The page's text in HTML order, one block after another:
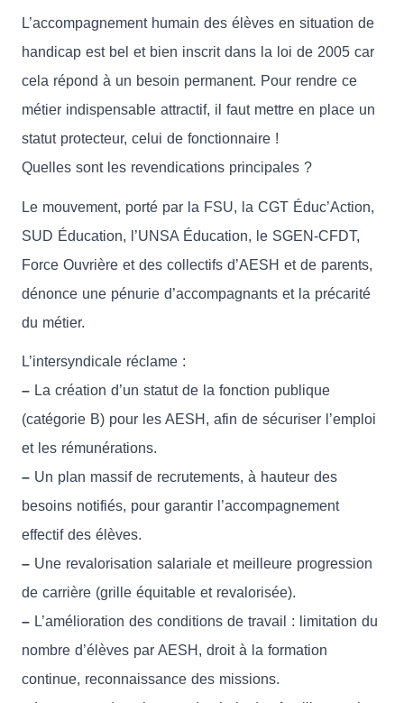
L’accompagnement humain des élèves en situation de
handicap est bel et bien inscrit dans la loi de 2005 car
cela répond à un besoin permanent. Pour rendre ce
métier indispensable attractif, il faut mettre en place un
statut protecteur, celui de fonctionnaire !
Quelles sont les revendications principales ?
Le mouvement, porté par la FSU, la CGT Éduc’Action,
SUD Éducation, l’UNSA Éducation, le SGEN-CFDT,
Force Ouvrière et des collectifs d’AESH et de parents,
dénonce une pénurie d’accompagnants et la précarité
du métier.
L’intersyndicale réclame :
– La création d’un statut de la fonction publique
(catégorie B) pour les AESH, afin de sécuriser l’emploi
et les rémunérations.
– Un plan massif de recrutements, à hauteur des
besoins notifiés, pour garantir l’accompagnement
effectif des élèves.
– Une revalorisation salariale et meilleure progression
de carrière (grille équitable et revalorisée).
– L’amélioration des conditions de travail : limitation du
nombre d’élèves par AESH, droit à la formation
continue, reconnaissance des missions.